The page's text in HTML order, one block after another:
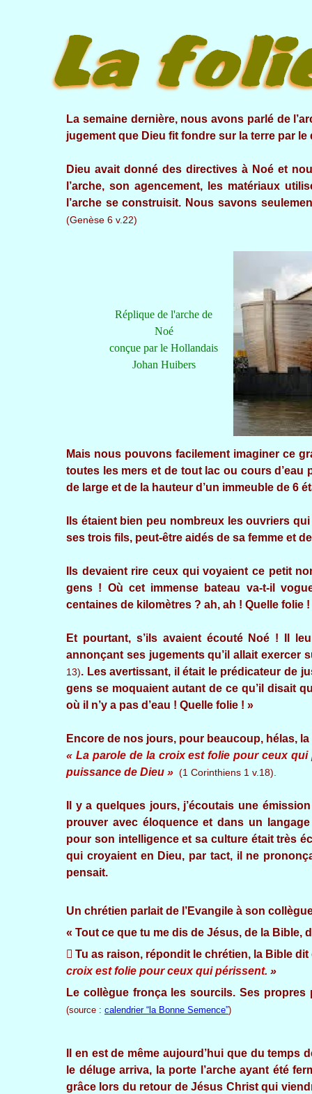
La semaine dernière, nous avons parlé de
jugement que Dieu fit fondre sur la terre par le
Dieu avait donné des directives à Noé et
l’arche, son agencement, les matériaux
l’arche se construisit. Nous savons
(Genèse 6 v.22)
Réplique de l'arche de
Noé
conçue par le Hollandais
Johan Huibers
Mais nous pouvons facilement imaginer ce
toutes les mers et de tout lac ou cours d’eau
de large et de la hauteur d’un immeuble de 6
Ils étaient bien peu nombreux les ouvriers
ses trois fils, peut-être aidés de sa femme et
Ils devaient rire ceux qui voyaient ce petit
gens ! Où cet immense bateau va-t-il
centaines de kilomètres ? ah, ah ! Quelle folie !
Et pourtant, s’ils avaient écouté Noé ! Il
annonçant ses jugements qu’il allait exercer
13). Les avertissant, il était le prédicateur de
gens se moquaient autant de ce qu’il disait
où il n’y a pas d’eau ! Quelle folie ! »
Encore de nos jours, pour beaucoup, hélas,
« La parole de la croix est folie pour ceux
puissance de Dieu » (1 Corinthiens 1 v.18).
Il y a quelques jours, j’écoutais une
prouver avec éloquence et dans un
pour son intelligence et sa culture était très
qui croyaient en Dieu, par tact, il ne
pensait.
Un chrétien parlait de l’Evangile à son
« Tout ce que tu me dis de Jésus, de la Bible,
 Tu as raison, répondit le chrétien, la Bible
croix est folie pour ceux qui périssent. »
Le collègue fronça les sourcils. Ses
(source : calendrier “la Bonne Semence”)
Il en est de même aujourd’hui que du
le déluge arriva, la porte l’arche ayant été
grâce lors du retour de Jésus Christ qui